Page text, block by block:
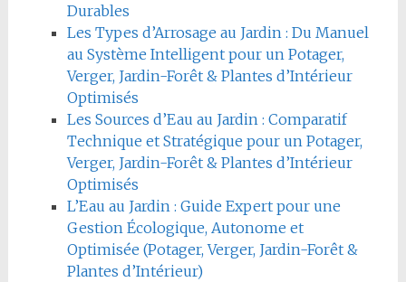
Durables
Les Types d’Arrosage au Jardin : Du Manuel
au Système Intelligent pour un Potager,
Verger, Jardin-Forêt & Plantes d’Intérieur
Optimisés
Les Sources d’Eau au Jardin : Comparatif
Technique et Stratégique pour un Potager,
Verger, Jardin-Forêt & Plantes d’Intérieur
Optimisés
L’Eau au Jardin : Guide Expert pour une
Gestion Écologique, Autonome et
Optimisée (Potager, Verger, Jardin-Forêt &
Plantes d’Intérieur)